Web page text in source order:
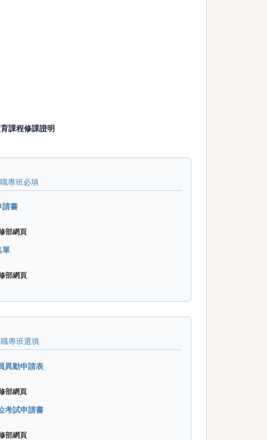
課程修課證明
專班必填
請書
部網頁
單
部網頁
專班選填
異動申請表
部網頁
考試申請書
部網頁